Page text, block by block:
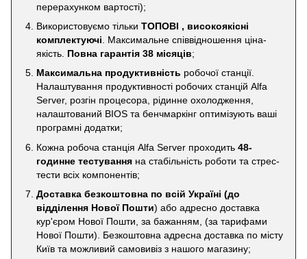
перерахунком вартості);
Використовуємо тільки ТОПОВІ , високоякісні
комплектуючі . Максимальне співвідношення ціна-
якість. Повна гарантія 38 місяців;
Максимальна продуктивність робочої станції.
Налаштування продуктивності робочих станцій Alfa
Server, розгін процесора, рідинне охолодження,
налаштований BIOS та бенчмаркінг оптимізують ваші
програмні додатки;
Кожна робоча станція Alfa Server проходить 48-
годинне тестування на стабільність роботи та стрес-
тести всіх компонентів;
Доставка безкоштовна по всій Україні (до
відділення Нової Пошти) або адресно доставка
кур'єром Нової Пошти, за бажанням, (за тарифами
Нової Пошти). Безкоштовна адресна доставка по місту
Київ та можливий самовивіз з нашого магазину;